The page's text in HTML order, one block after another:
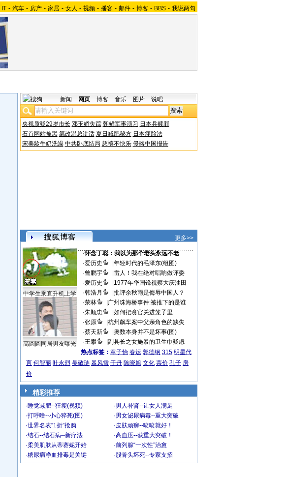
IT - 汽车 - 房产 - 家居 - 女人 - 视频 - 播客 - 邮件 - 博客 - BBS - 我说两句
新闻 网页 博客 音乐 图片 说吧
央视质疑29岁市长 邓玉娇失踪 朝鲜军事演习 日本兵赎罪
石首网站被黑 篡改温总讲话 夏日减肥秘方 日本瘦脸法
宋美龄牛奶洗澡 中共卧底结局 慈禧不快乐 侵略中国报告
更多>>
中学生乘直升机上学
高圆圆同居男友曝光
·怀念丁聪：我以为那个老头永远不老
·爱历史
年轻时代的毛泽东(组图)
·曾鹏宇
雷人！我在绝对唱响做评委
·爱历史
1977年华国锋视察大庆油田
·韩浩月
批评余秋雨是侮辱中国人？
·荣林
广州珠海桥事件:被推下的是谁
·朱顺忠
如何把贪官关进笼子里
·张原
杭州飙车案中父亲角色的缺失
·蔡天新
奥数本身并不是坏事(图)
·王攀
副县长之女施暴的卫生巾疑虑
热点标签： 章子怡 春运 郭德纲 315 明星代
言 何智丽 叶永烈 吴敬琏 暴风雪 于丹 陈晓旭 文化 票价 孔子 房
价
精彩推荐
·睡觉减肥--狂瘦(视频) ·男人补肾--让女人满足
·打呼噜--小心猝死(图) ·男女泌尿病毒--重大突破
·世界名表“1折”抢购 ·皮肤顽癣--喷喷就好！
·结石--结石病--新疗法 ·高血压--获重大突破！
·柔美肌肤从蒂赛妮开始 ·前列腺“一次性”治愈
·糖尿病净血排毒是关键 ·股骨头坏死--专家支招